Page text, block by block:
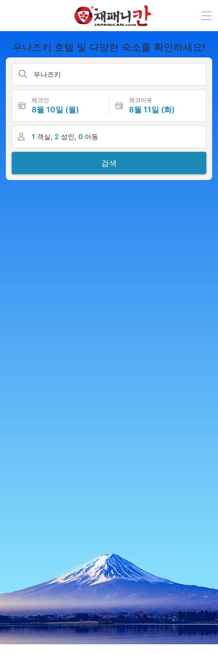
우나즈키 호텔 및 다양한 숙소를 확인하세요!
우나즈키
체크인
8월 10일 (월)
체크아웃
8월 11일 (화)
1 객실, 2 성인, 0 아동
검색